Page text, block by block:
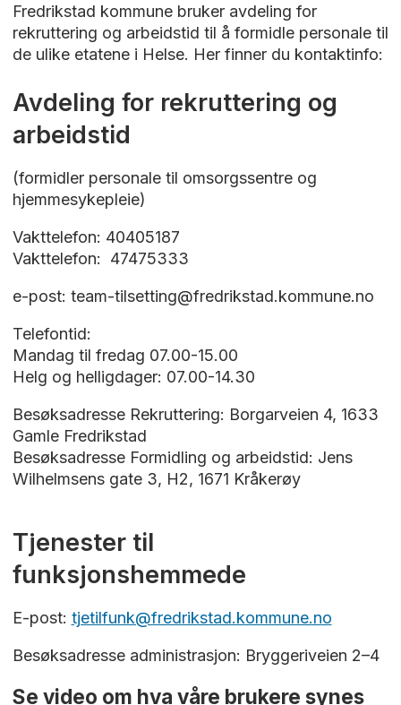
Fredrikstad kommune bruker avdeling for
rekruttering og arbeidstid til å formidle personale til
de ulike etatene i Helse. Her finner du kontaktinfo:
Avdeling for rekruttering og
arbeidstid
(formidler personale til omsorgssentre og
hjemmesykepleie)
Vakttelefon: 40405187
Vakttelefon: 47475333
e-post: team-tilsetting@fredrikstad.kommune.no
Telefontid:
Mandag til fredag 07.00-15.00
Helg og helligdager: 07.00-14.30
Besøksadresse Rekruttering: Borgarveien 4, 1633
Gamle Fredrikstad
Besøksadresse Formidling og arbeidstid: Jens
Wilhelmsens gate 3, H2, 1671 Kråkerøy
Tjenester til
funksjonshemmede
E-post: tjetilfunk@fredrikstad.kommune.no
Besøksadresse administrasjon: Bryggeriveien 2–4
Se video om hva våre brukere synes